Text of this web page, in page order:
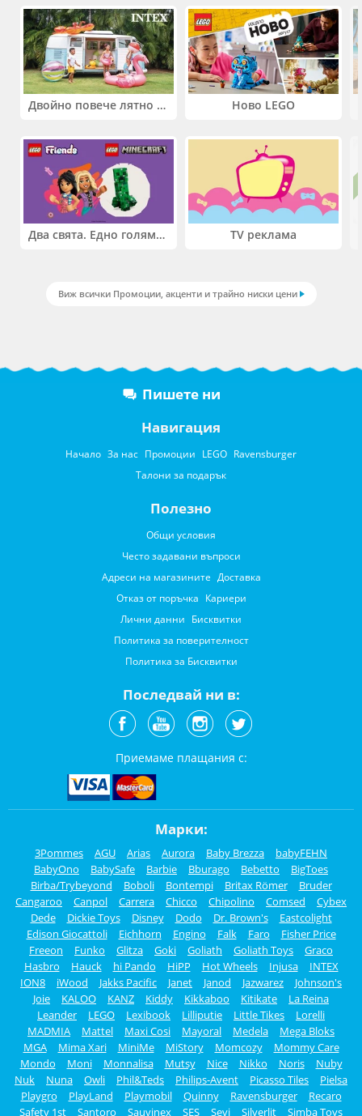
Двойно повече лятно забавление! Купи 2 продукта INTEX и вземи -33%
Два свята. Едно голямо приключение. Купи 2 продукта LEGO® Friends и/или LEGO® Minecraft и вземи -27%
Ново LEGO
TV реклама
Виж всички Промоции, акценти и трайно ниски цени
Пишете ни
Навигация
Начало За нас Промоции LEGO Ravensburger
Талони за подарък
Полезно
Общи условия
Често задавани въпроси
Адреси на магазините Доставка
Отказ от поръчка Кариери
Лични данни Бисквитки
Политика за поверителност
Политика за Бисквитки
Последвай ни в:
Приемаме плащания с:
Марки:
3Pommes AGU Arias Aurora Baby Brezza
babyFEHN
BabyOno
BabySafe Barbie Bburago Bebetto
BigToes
Birba/Trybeyond
Boboli Bontempi Britax Römer
Bruder
Cangaroo
Canpol Carrera Chicco Chipolino Comsed
Cybex
Dede
Dickie Toys Disney Dodo Dr. Brown's
Eastcolight
Edison Giocattoli
Eichhorn Engino Falk Faro
Fisher Price
Freeon
Funko Glitza Goki Goliath Goliath Toys
Graco
Hasbro
Hauck hi Pando HiPP Hot Wheels Injusa
INTEX
ION8
iWood Jakks Pacific Janet Janod Jazwarez
Johnson's
Joie
KALOO KANZ Kiddy Kikkaboo Kitikate
La Reina
Leander
LEGO Lexibook Lilliputie Little Tikes
Lorelli
MADMIA
Mattel Maxi Cosi Mayoral Medela
Mega Bloks
MGA
Mima Xari MiniMe MiStory Momcozy
Mommy Care
Mondo
Moni Monnalisa Mutsy Nice Nikko Noris
Nuby
Nuk
Nuna Owli Phil&Teds Philips-Avent Picasso Tiles
Pielsa
Playgro
PlayLand Playmobil Quinny Ravensburger
Recaro
Safety 1st
Santoro Sauvinex SES Sevi Silverlit Simba Toys